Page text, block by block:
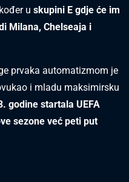
u skupini E gdje će im
Milana, Chelseaja i
prvaka automatizmom je
i mladu maksimirsku
godine startala UEFA
sezone već peti put